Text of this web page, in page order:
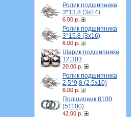
Ролик подшипника
3*13,8 (3х14)
6.00 р.
Ролик подшипника
3*15,8 (3х16)
6.00 р.
Шарик подшипника
12,303
20.00 р.
Ролик подшипника
2,5*9,8 (2,5х10)
6.00 р.
Подшипник 8100
(51100)
42.00 р.